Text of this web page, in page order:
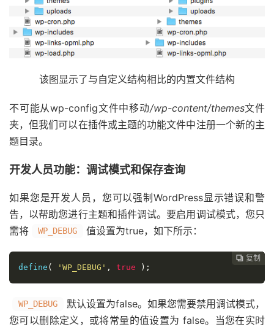
该图显示了与自定义结构相比的内置文件结构
不可能从wp-config文件中移动/wp-content/themes文件
夹，但我们可以在插件或主题的功能文件中注册一个新的主
题目录。
开发人员功能：调试模式和保存查询
如果您是开发人员，您可以强制WordPress显示错误和警
告，以帮助您进行主题和插件调试。要启用调试模式，您只
需将
WP_DEBUG 值设置为true，如下所示：
 复制
 复制
 复制
 复制
 复制
 复制
 复制
 复制
 复制
 复制
 复制
 复制
 复制
 复制
 复制
 复制
 复制
 复制
 复制
 复制
define ( 'WP_DEBUG' , true );
WP_DEBUG
默认设置为false。如果您需要禁用调试模式，
您可以删除定义，或将常量的值设置为 false。当您在实时